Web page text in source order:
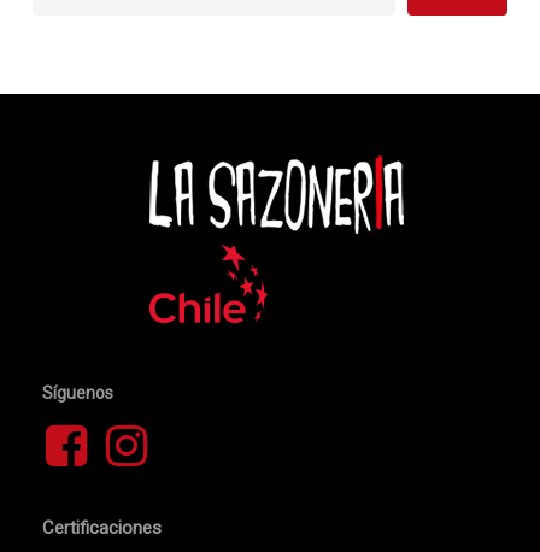
No hay productos en el carrito.
Síguenos
Certificaciones